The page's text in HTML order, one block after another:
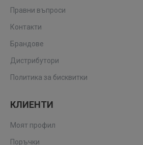
Правни въпроси
Контакти
Брандове
Дистрибутори
Политика за бисквитки
КЛИЕНТИ
Моят профил
Поръчки